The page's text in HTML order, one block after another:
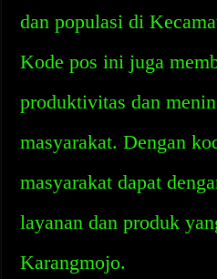
dan populasi di
Kode pos ini juga
produktivitas dan
masyarakat. Dengan
masyarakat dapat
layanan dan produk
Karangmojo.